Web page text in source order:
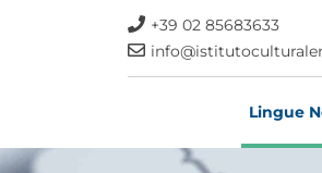
+39 02 85683633
Lingue